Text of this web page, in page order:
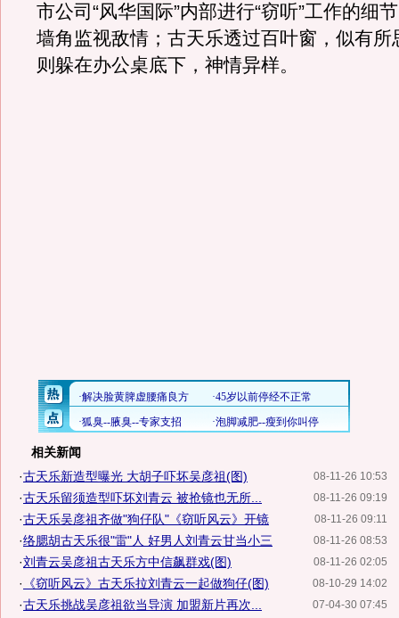
市公司“风华国际”内部进行“窃听”工作的细
墙角监视敌情；古天乐透过百叶窗，似有所
则躲在办公桌底下，神情异样。
相关新闻
08-11-26 10:53
·古天乐新造型曝光 大胡子吓坏吴彦祖(图)
08-11-26 09:19
·古天乐留须造型吓坏刘青云 被抢镜也无所...
08-11-26 09:11
·古天乐吴彦祖齐做"狗仔队"《窃听风云》开镜
08-11-26 08:53
·络腮胡古天乐很"雷"人 好男人刘青云甘当小三
08-11-26 02:05
·刘青云吴彦祖古天乐方中信飙群戏(图)
08-10-29 14:02
· 《窃听风云》古天乐拉刘青云一起做狗仔(图)
07-04-30 07:45
·古天乐挑战吴彦祖欲当导演 加盟新片再次...